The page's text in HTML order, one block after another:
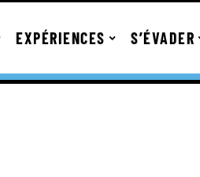
EXPÉRIENCES S’ÉVADER